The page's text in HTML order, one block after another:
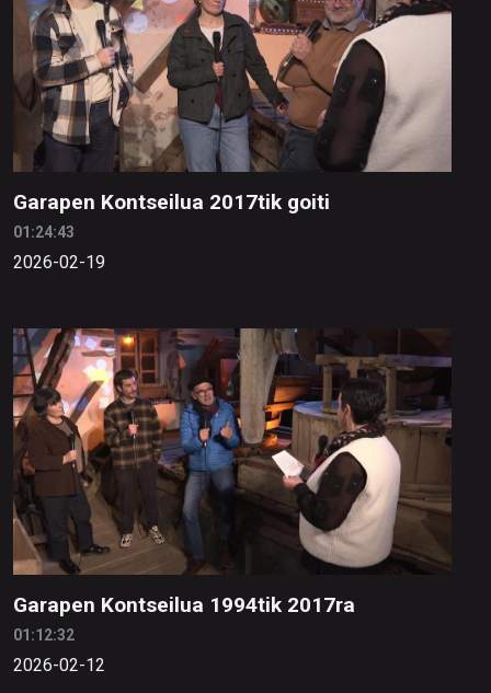
Garapen Kontseilua 2017tik goiti
01:24:43
2026-02-19
Garapen Kontseilua 1994tik 2017ra
01:12:32
2026-02-12